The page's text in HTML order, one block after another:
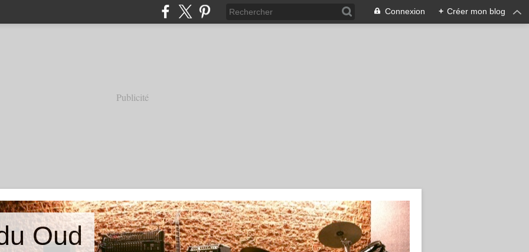
Connexion + Créer mon blog
Publicité
Oud